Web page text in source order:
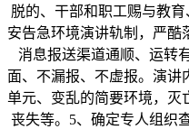
脱的、干部和职工赐与教
安告急环境演讲轨制，严酷
消息报送渠道通顺、运转
面、不漏报、不虚报。演讲
单元、变乱的简要环境，灭
丧失等。5、确定专人组织